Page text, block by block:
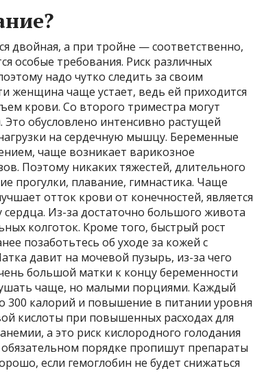
двойная, а при тройне — соответственно,
особые требования. Риск различных
надо чутко следить за своим
женщина чаще устает, ведь ей приходится
крови. Со второго триместра могут
обусловлено интенсивно растущей
на сердечную мышцу. Беременные
чаще возникает варикозное
Поэтому никаких тяжестей, длительного
прогулки, плавание, гимнастика. Чаще
отток крови от конечностей, является
Из-за достаточно большого живота
колготок. Кроме того, быстрый рост
позаботьтесь об уходе за кожей с
давит на мочевой пузырь, из-за чего
большой матки к концу беременности
чаще, но малыми порциями. Каждый
калорий и повышение в питании уровня
кислоты при повышенных расходах для
а это риск кислородного голодания
порядке пропишут препараты
если гемоглобин не будет снижаться